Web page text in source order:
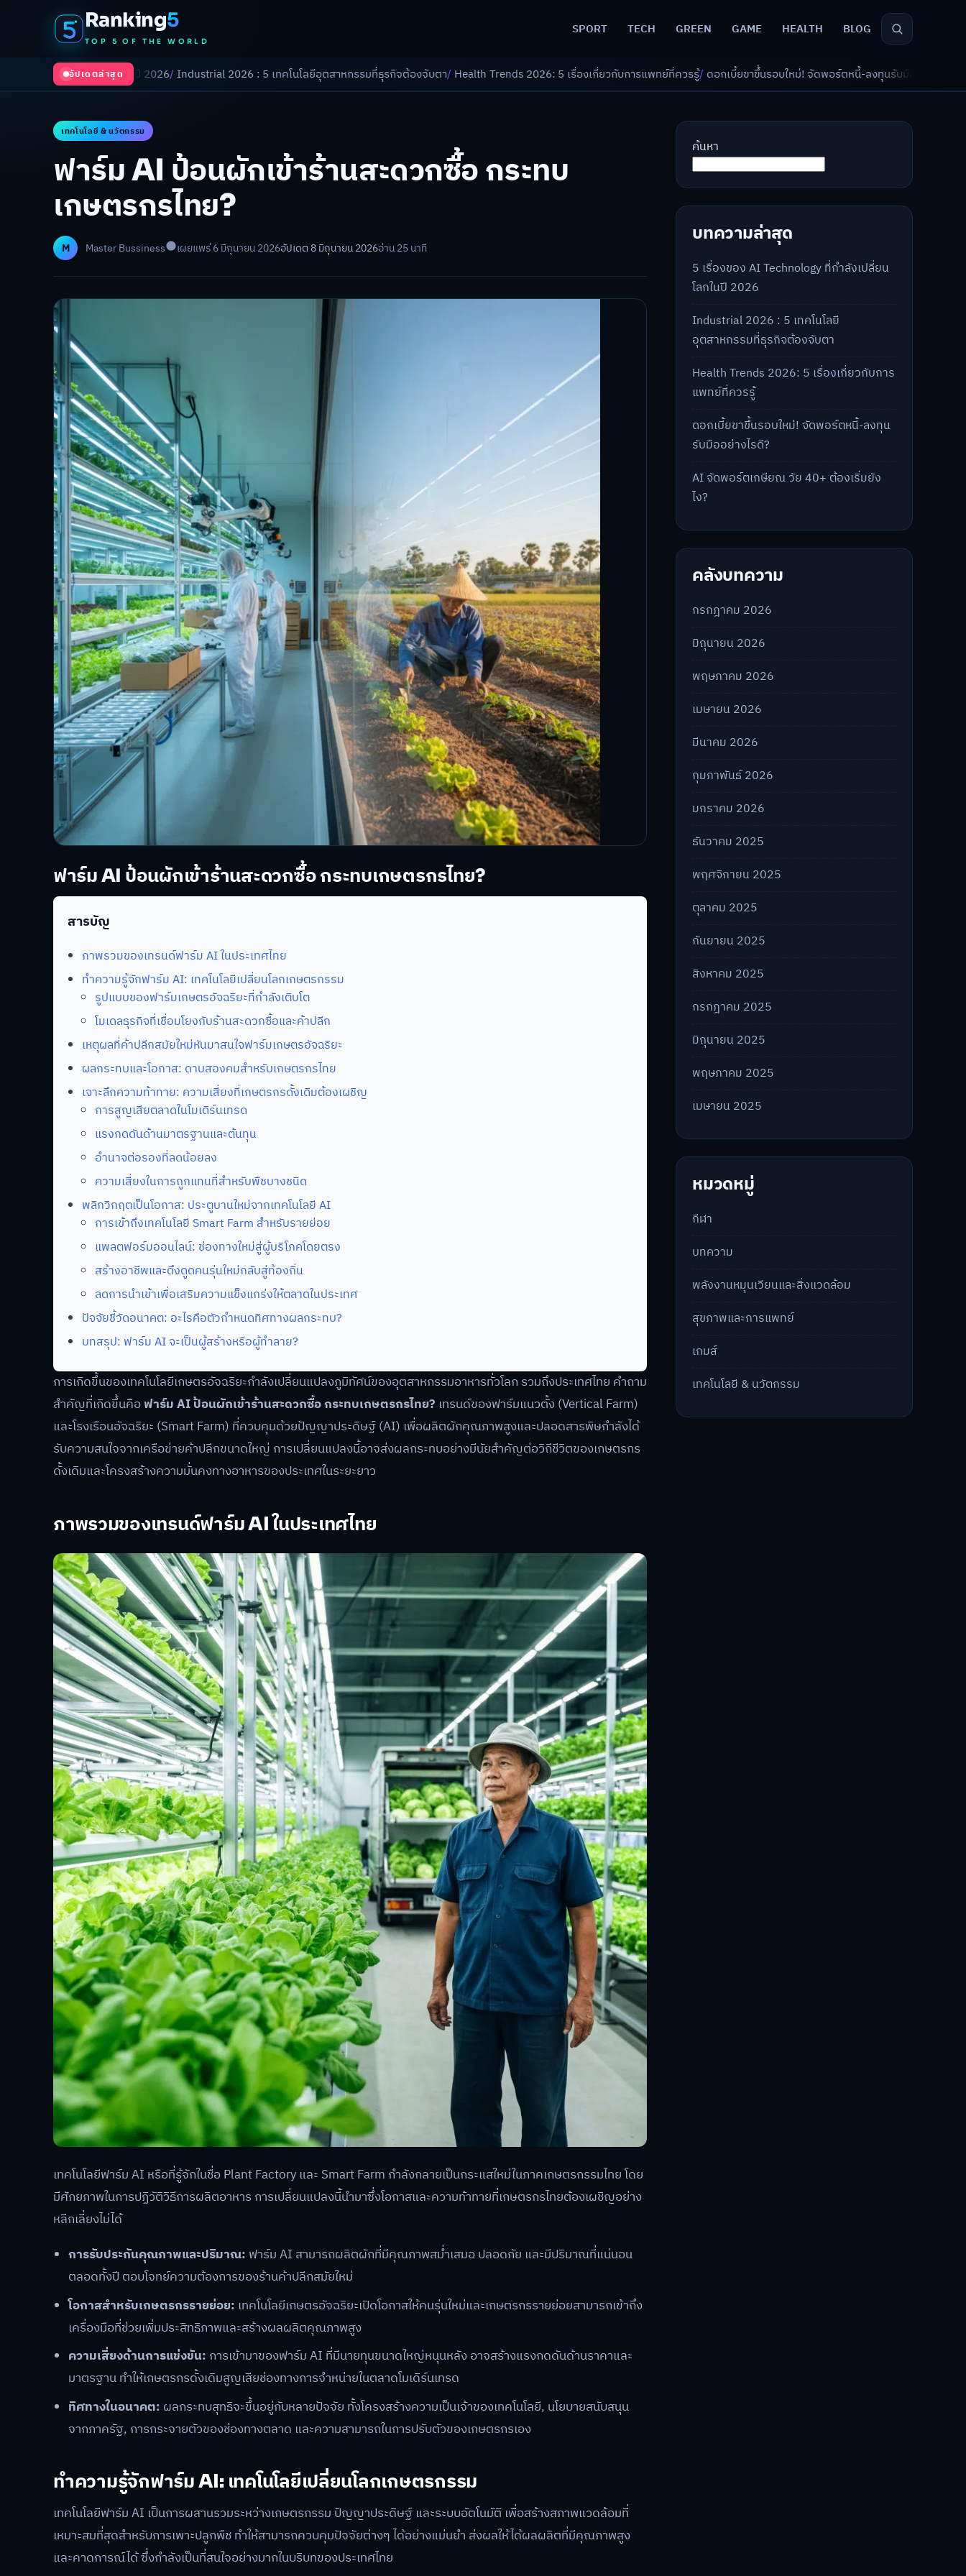
Ranking5
TOP 5 OF THE WORLD
SPORT TECH GREEN GAME HEALTH BLOG
อัปเดตล่าสุด
โลกในปี 2026/Industrial 2026 : 5 เทคโนโลยีอุตสาหกรรมที่ธุรกิจต้องจับตา/Health Trends 2026: 5 เรื่องเกี่ยวกับการแพทย์ที่ควรรู้/ดอกเบี้ยขาขึ้นรอบใหม่! จัดพอร์ตหนี้-ลงทุนรับมืออย่างไรดี?/AI จัดพอร์ตเกษียณ วั
เทคโนโลยี & นวัตกรรม
ฟาร์ม AI ป้อนผักเข้าร้านสะดวกซื้อ กระทบ
เกษตรกรไทย?
M Master Bussiness เผยแพร่ 6 มิถุนายน 2026อัปเดต 8 มิถุนายน 2026อ่าน 25 นาที
ฟาร์ม AI ป้อนผักเข้าร้านสะดวกซื้อ กระทบเกษตรกรไทย?
สารบัญ
ภาพรวมของเทรนด์ฟาร์ม AI ในประเทศไทย
ทำความรู้จักฟาร์ม AI: เทคโนโลยีเปลี่ยนโลกเกษตรกรรม
รูปแบบของฟาร์มเกษตรอัจฉริยะที่กำลังเติบโต
โมเดลธุรกิจที่เชื่อมโยงกับร้านสะดวกซื้อและค้าปลีก
เหตุผลที่ค้าปลีกสมัยใหม่หันมาสนใจฟาร์มเกษตรอัจฉริยะ
ผลกระทบและโอกาส: ดาบสองคมสำหรับเกษตรกรไทย
เจาะลึกความท้าทาย: ความเสี่ยงที่เกษตรกรดั้งเดิมต้องเผชิญ
การสูญเสียตลาดในโมเดิร์นเทรด
แรงกดดันด้านมาตรฐานและต้นทุน
อำนาจต่อรองที่ลดน้อยลง
ความเสี่ยงในการถูกแทนที่สำหรับพืชบางชนิด
พลิกวิกฤตเป็นโอกาส: ประตูบานใหม่จากเทคโนโลยี AI
การเข้าถึงเทคโนโลยี Smart Farm สำหรับรายย่อย
แพลตฟอร์มออนไลน์: ช่องทางใหม่สู่ผู้บริโภคโดยตรง
สร้างอาชีพและดึงดูดคนรุ่นใหม่กลับสู่ท้องถิ่น
ลดการนำเข้าเพื่อเสริมความแข็งแกร่งให้ตลาดในประเทศ
ปัจจัยชี้วัดอนาคต: อะไรคือตัวกำหนดทิศทางผลกระทบ?
บทสรุป: ฟาร์ม AI จะเป็นผู้สร้างหรือผู้ทำลาย?
การเกิดขึ้นของเทคโนโลยีเกษตรอัจฉริยะกำลังเปลี่ยนแปลงภูมิทัศน์ของอุตสาหกรรมอาหารทั่วโลก รวมถึงประเทศไทย คำถาม
สำคัญที่เกิดขึ้นคือฟาร์ม AI ป้อนผักเข้าร้านสะดวกซื้อ กระทบเกษตรกรไทย? เทรนด์ของฟาร์มแนวตั้ง (Vertical Farm)
และโรงเรือนอัจฉริยะ (Smart Farm) ที่ควบคุมด้วยปัญญาประดิษฐ์ (AI) เพื่อผลิตผักคุณภาพสูงและปลอดสารพิษกำลังได้
รับความสนใจจากเครือข่ายค้าปลีกขนาดใหญ่ การเปลี่ยนแปลงนี้อาจส่งผลกระทบอย่างมีนัยสำคัญต่อวิถีชีวิตของเกษตรกร
ดั้งเดิมและโครงสร้างความมั่นคงทางอาหารของประเทศในระยะยาว
ภาพรวมของเทรนด์ฟาร์ม AI ในประเทศไทย
เทคโนโลยีฟาร์ม AI หรือที่รู้จักในชื่อ Plant Factory และ Smart Farm กำลังกลายเป็นกระแสใหม่ในภาคเกษตรกรรมไทย โดย
มีศักยภาพในการปฏิวัติวิธีการผลิตอาหาร การเปลี่ยนแปลงนี้นำมาซึ่งโอกาสและความท้าทายที่เกษตรกรไทยต้องเผชิญอย่าง
หลีกเลี่ยงไม่ได้
การรับประกันคุณภาพและปริมาณ: ฟาร์ม AI สามารถผลิตผักที่มีคุณภาพสม่ำเสมอ ปลอดภัย และมีปริมาณที่แน่นอน
ตลอดทั้งปี ตอบโจทย์ความต้องการของร้านค้าปลีกสมัยใหม่
โอกาสสำหรับเกษตรกรรายย่อย: เทคโนโลยีเกษตรอัจฉริยะเปิดโอกาสให้คนรุ่นใหม่และเกษตรกรรายย่อยสามารถเข้าถึง
เครื่องมือที่ช่วยเพิ่มประสิทธิภาพและสร้างผลผลิตคุณภาพสูง
ความเสี่ยงด้านการแข่งขัน: การเข้ามาของฟาร์ม AI ที่มีนายทุนขนาดใหญ่หนุนหลัง อาจสร้างแรงกดดันด้านราคาและ
มาตรฐาน ทำให้เกษตรกรดั้งเดิมสูญเสียช่องทางการจำหน่ายในตลาดโมเดิร์นเทรด
ทิศทางในอนาคต: ผลกระทบสุทธิจะขึ้นอยู่กับหลายปัจจัย ทั้งโครงสร้างความเป็นเจ้าของเทคโนโลยี, นโยบายสนับสนุน
จากภาครัฐ, การกระจายตัวของช่องทางตลาด และความสามารถในการปรับตัวของเกษตรกรเอง
ทำความรู้จักฟาร์ม AI: เทคโนโลยีเปลี่ยนโลกเกษตรกรรม
เทคโนโลยีฟาร์ม AI เป็นการผสานรวมระหว่างเกษตรกรรม ปัญญาประดิษฐ์ และระบบอัตโนมัติ เพื่อสร้างสภาพแวดล้อมที่
เหมาะสมที่สุดสำหรับการเพาะปลูกพืช ทำให้สามารถควบคุมปัจจัยต่างๆ ได้อย่างแม่นยำ ส่งผลให้ได้ผลผลิตที่มีคุณภาพสูง
และคาดการณ์ได้ ซึ่งกำลังเป็นที่สนใจอย่างมากในบริบทของประเทศไทย
ค้นหา
บทความล่าสุด
5 เรื่องของ AI Technology ที่กำลังเปลี่ยน
โลกในปี 2026
Industrial 2026 : 5 เทคโนโลยี
อุตสาหกรรมที่ธุรกิจต้องจับตา
Health Trends 2026: 5 เรื่องเกี่ยวกับการ
แพทย์ที่ควรรู้
ดอกเบี้ยขาขึ้นรอบใหม่! จัดพอร์ตหนี้-ลงทุน
รับมืออย่างไรดี?
AI จัดพอร์ตเกษียณ วัย 40+ ต้องเริ่มยัง
ไง?
คลังบทความ
กรกฎาคม 2026
มิถุนายน 2026
พฤษภาคม 2026
เมษายน 2026
มีนาคม 2026
กุมภาพันธ์ 2026
มกราคม 2026
ธันวาคม 2025
พฤศจิกายน 2025
ตุลาคม 2025
กันยายน 2025
สิงหาคม 2025
กรกฎาคม 2025
มิถุนายน 2025
พฤษภาคม 2025
เมษายน 2025
หมวดหมู่
กีฬา
บทความ
พลังงานหมุนเวียนและสิ่งแวดล้อม
สุขภาพและการแพทย์
เกมส์
เทคโนโลยี & นวัตกรรม